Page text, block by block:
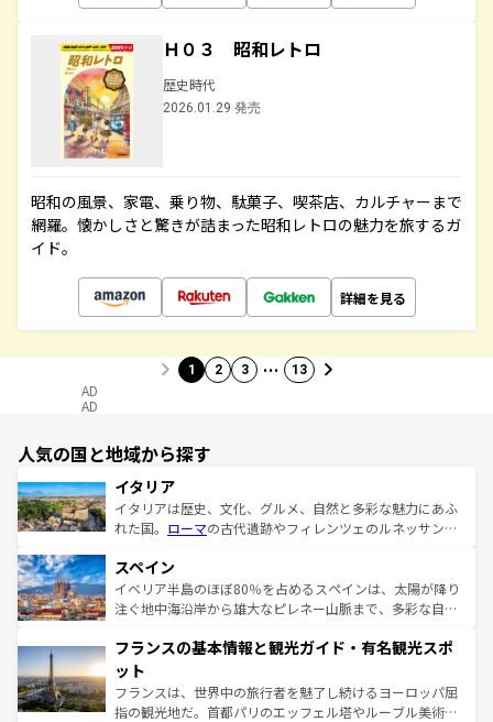
Ｈ０３ 昭和レトロ
歴史時代
2026.01.29 発売
昭和の風景、家電、乗り物、駄菓子、喫茶店、カルチャーまで
網羅。懐かしさと驚きが詰まった昭和レトロの魅力を旅するガ
イド。
詳細を見る
1 2 3 … 13
AD
AD
人気の国と地域から探す
イタリア
イタリアは歴史、文化、グルメ、自然と多彩な魅力にあふ
れた国。 ローマの古代遺跡やフィレンツェのルネッサンス
ろん、トスカーナの美しい田園風景やアマルフィ海岸の絶
景など、自然景観も見逃せない。観光の合間には、本場の
ピザやパスタなど、絶品のイタリア料理を堪能することも
ませてくれるイタリアで、忘れられない旅をしてみよう！
なお、新着のイタリア情報は
しい。
スペイン
イベリア半島のほぼ80％を占めるスペインは、太陽が降り
注ぐ地中海沿岸から雄大なピレネー山脈まで、多彩な自然
文化が根付くこの国では、情熱的なフラメンコ、熱気あふ
れる闘牛、そして美味しいタパスが生活の一部となってい
る。首都マドリードの洗練された雰囲気や、バルセロナの
アートに溢れた街角から、地方では古代ローマ遺跡や中世
フランスの基本情報と観光ガイド・有名観光スポ
ット
フランスは、世界中の旅行者を魅了し続けるヨーロッパ屈
指の観光地だ。首都パリのエッフェル塔やルーブル美術館